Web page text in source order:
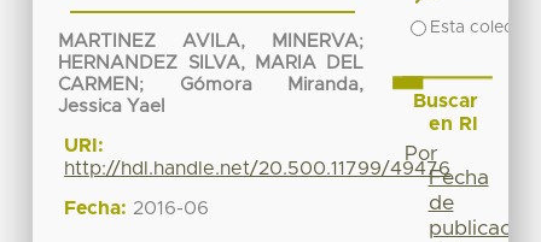
MARTINEZ AVILA, MINERVA;
HERNANDEZ SILVA, MARIA DEL
CARMEN ; Gómora Miranda,
Jessica Yael
URI:
http://hdl.handle.net/20.500.11799/49476
Fecha: 2016-06
Esta
Buscar
en RI
Por
Fecha
de
publicación